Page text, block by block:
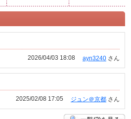
ayn3240 さん
2026/04/03 18:08
ジュン＠京都 さん
2025/02/08 17:05